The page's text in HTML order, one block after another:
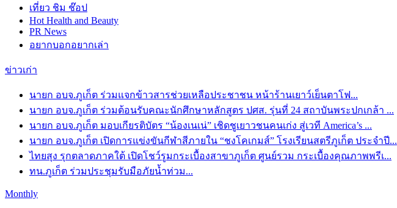
เที่ยว ชิม ช๊อป
Hot Health and Beauty
PR News
อยากบอกอยากเล่า
ข่าวเก่า
นายก อบจ.ภูเก็ต ร่วมแจกข้าวสารช่วยเหลือประชาชน หน้าร้านเยาว์เย็นตาโฟ...
นายก อบจ.ภูเก็ต ร่วมต้อนรับคณะนักศึกษาหลักสูตร ปศส. รุ่นที่ 24 สถาบันพระปกเกล้า ...
นายก อบจ.ภูเก็ต มอบเกียรติบัตร “น้องเนเน่” เชิดชูเยาวชนคนเก่ง สู่เวที America’s ...
นายก อบจ.ภูเก็ต เปิดการแข่งขันกีฬาสีภายใน “ชงโคเกมส์” โรงเรียนสตรีภูเก็ต ประจำปี...
ไทยสุง รุกตลาดภาคใต้ เปิดโชว์รูมกระเบื้องสาขาภูเก็ต ศูนย์รวม กระเบื้องคุณภาพพรีเ...
ทน.ภูเก็ต ร่วมประชุมรับมือภัยน้ำท่วม...
Monthly